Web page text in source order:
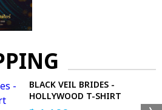
BLACK VEIL BRIDES -
HOLLYWOOD T-SHIRT